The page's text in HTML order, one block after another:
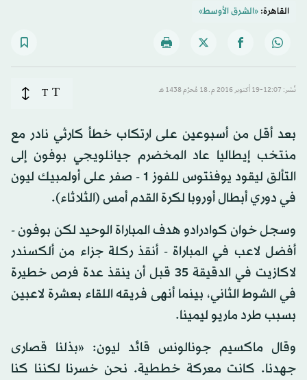
القاهرة:«الشرق الأوسط»
نُشر: 12:07-19 أكتوبر 2016 م ـ 18 مُحرَّم 1438 هـ T
T
بعد أقل من أسبوعين على ارتكاب خطأ كارثي نادر مع
منتخب إيطاليا عاد المخضرم جيانلويجي بوفون إلى
التألق ليقود يوفنتوس للفوز 1 - صفر على أولمبيك ليون
في دوري أبطال أوروبا لكرة القدم أمس (الثلاثاء).
وسجل خوان كوادرادو هدف المباراة الوحيد لكن بوفون -
أفضل لاعب في المباراة - أنقذ ركلة جزاء من ألكسندر
لاكازيت في الدقيقة 35 قبل أن ينقذ عدة فرص خطيرة
في الشوط الثاني، بينما أنهى فريقه اللقاء بعشرة لاعبين
بسبب طرد ماريو ليمينا.
وقال ماكسيم جونالونس قائد ليون: «بذلنا قصارى
جهدنا. كانت معركة خططية. نحن خسرنا لكننا كنا